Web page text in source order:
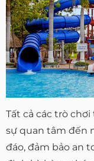
Tất cả các trò
sự quan tâm đến
đáo, đảm bảo an